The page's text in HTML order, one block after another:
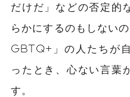
だけだ」などの否定的
らかにするのもしない
GBTQ+」の人たちが
ったとき、心ない言葉
す。